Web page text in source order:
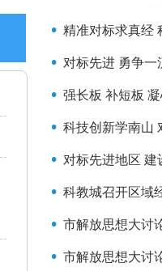
精准对标求真经
对标先进 勇争一
强长板 补短板
科技创新学南山
对标先进地区 建
科教城召开区域
市解放思想大讨
市解放思想大讨